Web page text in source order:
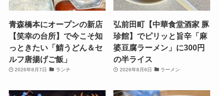
青森橋本にオープンの新店
【笑幸の台所】で今こそ知
っときたい「鯖うどん＆セ
ルフ唐揚げご飯」
2026年8月7日 ランチ
弘前田町【中華食堂酒家 豚
珍館】でピリッと旨辛「麻
婆豆腐ラーメン」に300円
の半ライス
2026年8月6日 ラーメン